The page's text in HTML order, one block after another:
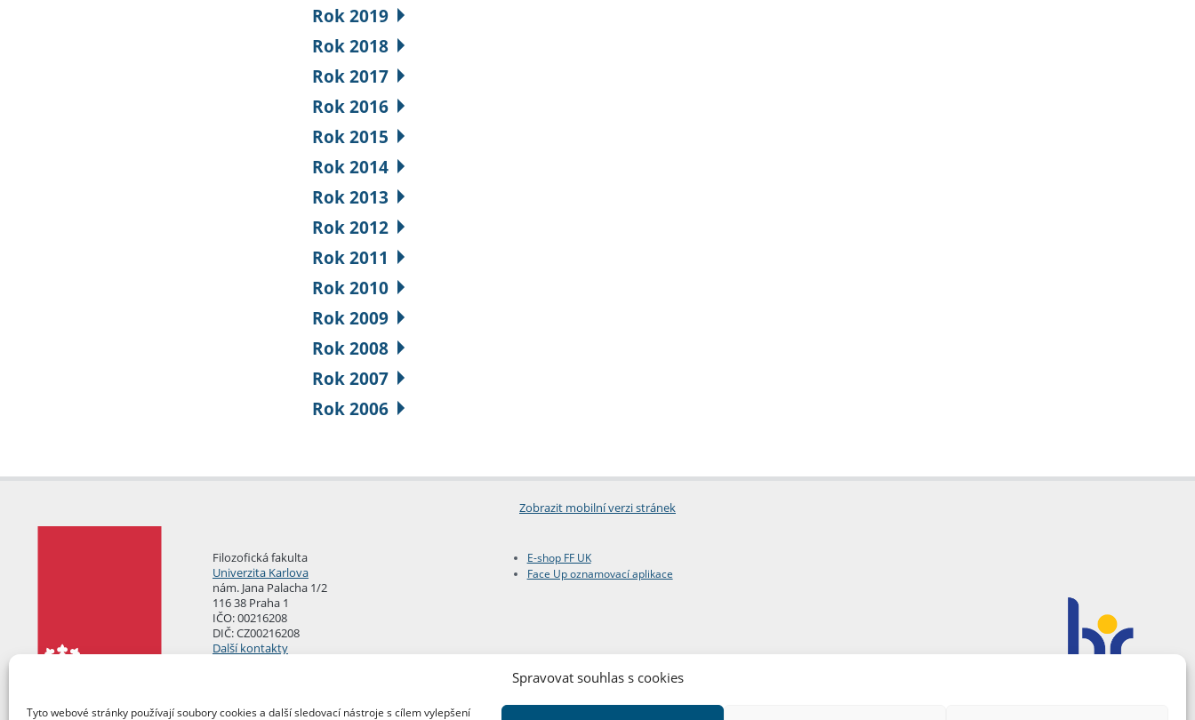
Spravovat souhlas s cookies
Tyto webové stránky používají soubory cookies a další sledovací nástroje s cílem vylepšení
Rok 2019
Rok 2018
Rok 2017
Rok 2016
Rok 2015
Rok 2014
Rok 2013
Rok 2012
Rok 2011
Rok 2010
Rok 2009
Rok 2008
Rok 2007
Rok 2006
Zobrazit mobilní verzi stránek
Filozofická fakulta
Univerzita Karlova
nám. Jana Palacha 1/2
116 38 Praha 1
IČO: 00216208
DIČ: CZ00216208
Další kontakty
E-shop FF UK
Face Up oznamovací aplikace